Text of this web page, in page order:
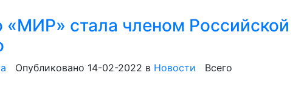
«МИР» стала членом Российской
Опубликовано 14-02-2022 в Новости Всего